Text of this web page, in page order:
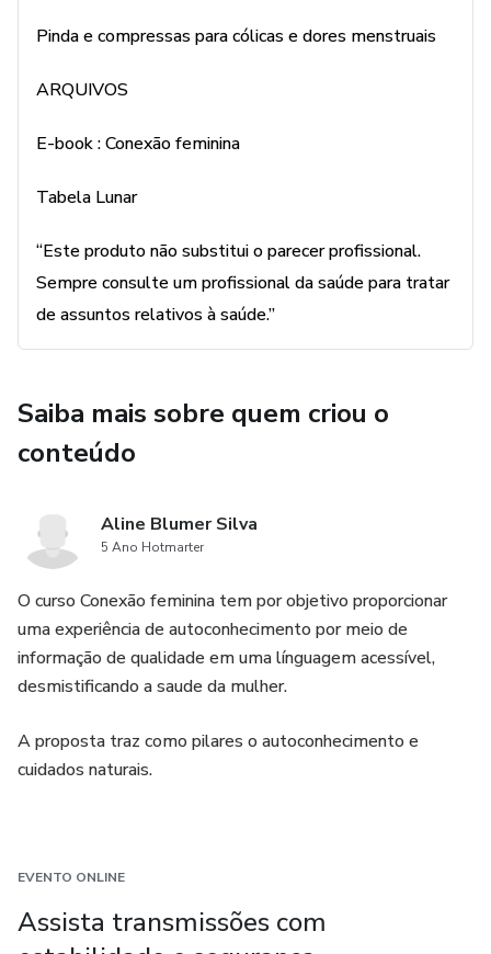
Pinda e compressas para cólicas e dores menstruais
ARQUIVOS
E-book : Conexão feminina
Tabela Lunar
“Este produto não substitui o parecer profissional.
Sempre consulte um profissional da saúde para tratar
de assuntos relativos à saúde.”
Saiba mais sobre quem criou o
conteúdo
Aline Blumer Silva
5 Ano Hotmarter
O curso Conexão feminina tem por objetivo proporcionar
uma experiência de autoconhecimento por meio de
informação de qualidade em uma línguagem acessível,
desmistificando a saude da mulher.
A proposta traz como pilares o autoconhecimento e
cuidados naturais.
EVENTO ONLINE
Assista transmissões com